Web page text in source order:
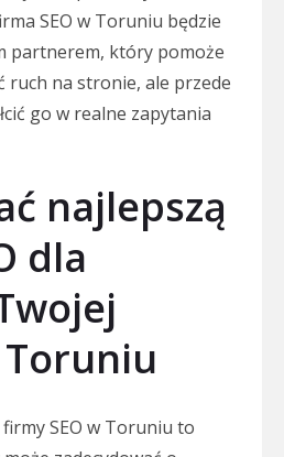
SEO w Toruniu będzie
partnerem, który pomoże
ruch na stronie, ale przede
go w realne zapytania
najlepszą
dla
SEO w Toruniu to